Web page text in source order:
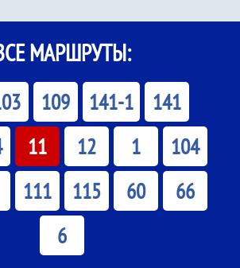
МАРШРУТЫ:
109 141-1
141
11 12 1
104
111 115 60
66
6